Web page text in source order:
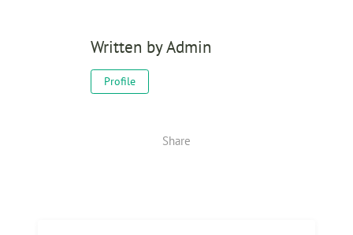
Written byAdmin
Profile
Share